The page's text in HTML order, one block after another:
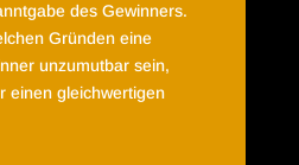
des Gewinners.
Gründen eine
unzumutbar sein,
einen gleichwertigen